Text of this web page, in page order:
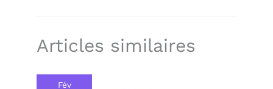
Articles similaires
Fév